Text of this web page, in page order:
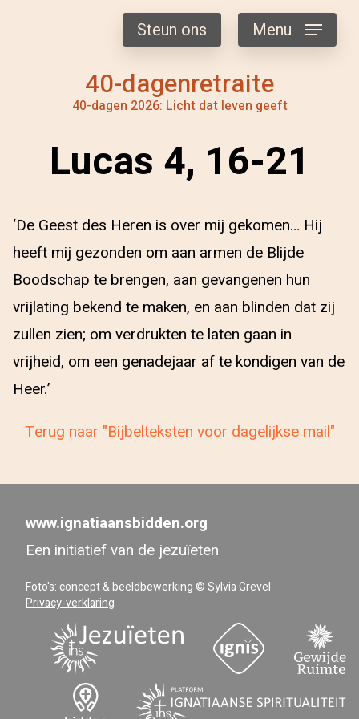
40-dagenretraite
40-dagen 2026: Licht dat leven geeft
Steun ons Menu
Lucas 4, 16-21
‘De Geest des Heren is over mij gekomen… Hij
heeft mij gezonden om aan armen de Blijde
Boodschap te brengen, aan gevangenen hun
vrijlating bekend te maken, en aan blinden dat zij
zullen zien; om verdrukten te laten gaan in
vrijheid, om een genadejaar af te kondigen van de
Heer.’
Terug naar "Bijbelteksten voor dagelijkse mail"
www.ignatiaansbidden.org
Een initiatief van de jezuïeten
Foto's: concept & beeldbewerking © Sylvia Grevel
Privacy-verklaring